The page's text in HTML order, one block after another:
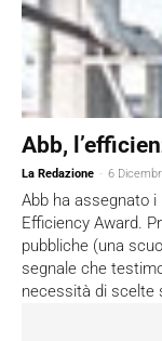
Abb,
La Redazione - 6
Abb ha assegnato i
Efficiency Award.
pubbliche (una
segnale che
necessità di scelte